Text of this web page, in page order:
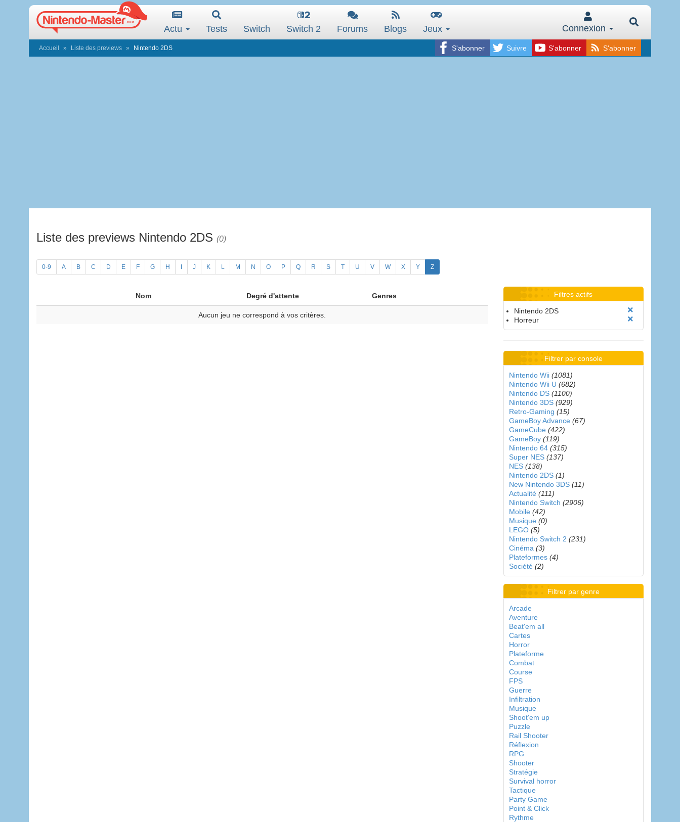
Actu Tests Switch Switch 2 Forums Blogs Jeux Connexion
S'abonner Suivre S'abonner S'abonner
Accueil Liste des previews Nintendo 2DS
Liste des previews Nintendo 2DS (0)
0-9 A B C D E F G H J K L M N O P Q R S T U V W X Y Z
Nom Degré d'attente Genres
Aucun jeu ne correspond à vos critères.
Filtres actifs
Nintendo 2DS
Horreur
Filtrer par console
Nintendo Wii (1081)
Nintendo Wii U (682)
Nintendo DS (1100)
Nintendo 3DS (929)
Retro-Gaming (15)
GameBoy Advance (67)
GameCube (422)
GameBoy (119)
Nintendo 64 (315)
Super NES (137)
NES (138)
Nintendo 2DS (1)
New Nintendo 3DS (11)
Actualité (111)
Nintendo Switch (2906)
Mobile (42)
Musique (0)
LEGO (5)
Nintendo Switch 2 (231)
Cinéma (3)
Plateformes (4)
Société (2)
Filtrer par genre
Arcade
Aventure
Beat'em all
Cartes
Horror
Plateforme
Combat
Course
FPS
Guerre
Infiltration
Musique
Shoot'em up
Puzzle
Rail Shooter
Réflexion
RPG
Shooter
Stratégie
Survival horror
Tactique
Party Game
Point & Click
Rythme